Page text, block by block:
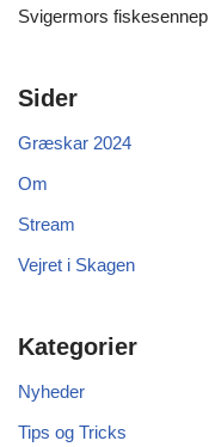
Svigermors fiskesennep
Sider
Græskar 2024
Om
Stream
Vejret i Skagen
Kategorier
Nyheder
Tips og Tricks